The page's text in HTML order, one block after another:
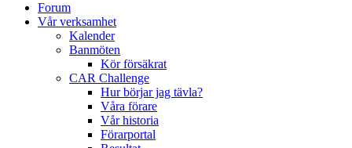
Forum
Vår verksamhet
Kalender
Banmöten
Kör försäkrat
CAR Challenge
Hur börjar jag tävla?
Våra förare
Vår historia
Förarportal